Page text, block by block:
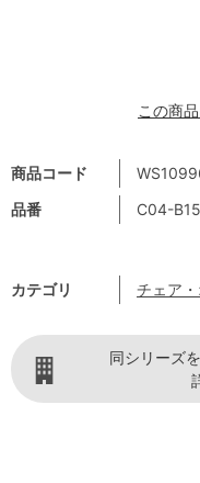
商品コード
品番
C04-
カテゴリ チェア
この商
同シリーズ